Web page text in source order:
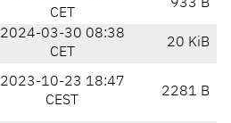
CET
933 B
2024-03-30 08:38
CET
20 KiB
2023-10-23 18:47
CEST
2281 B